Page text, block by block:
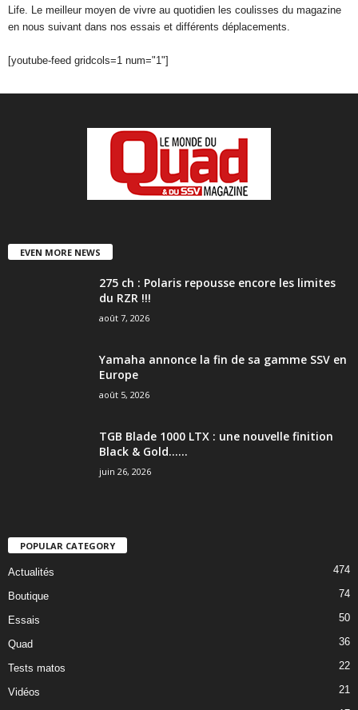
Life. Le meilleur moyen de vivre au quotidien les coulisses du magazine
en nous suivant dans nos essais et différents déplacements.
[youtube-feed gridcols=1 num="1"]
EVEN MORE NEWS
275 ch : Polaris repousse encore les limites
du RZR !!!
août 7, 2026
Yamaha annonce la fin de sa gamme SSV en
Europe
août 5, 2026
TGB Blade 1000 LTX : une nouvelle finition
Black & Gold…...
juin 26, 2026
POPULAR CATEGORY
Actualités 474
Boutique 74
Essais 50
Quad 36
Tests matos 22
Vidéos
21